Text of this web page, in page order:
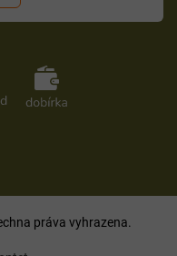
práva vyhrazena.